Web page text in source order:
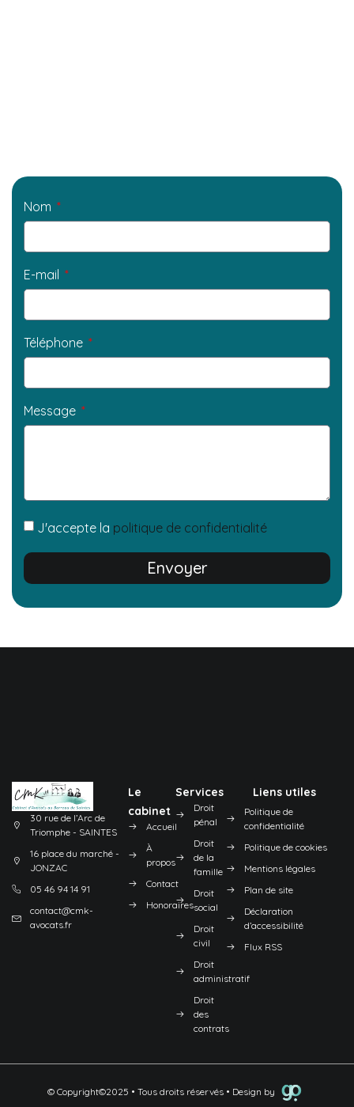
Nom
E-mail
Téléphone
Message
J'accepte la politique de confidentialité
Envoyer
30 rue de l’Arc de
Triomphe - SAINTES
16 place du marché -
JONZAC
05 46 94 14 91
contact@cmk-
avocats.fr
Le
cabinet
Accueil
À
propos
Contact
Honoraires
Services
Droit
pénal
Droit
de la
famille
Droit
social
Droit
civil
Droit
administratif
Droit
des
contrats
Liens utiles
Politique de
confidentialité
Politique de cookies
Mentions légales
Plan de site
Déclaration
d’accessibilité
Flux RSS
© Copyright©2025 • Tous droits réservés • Design by